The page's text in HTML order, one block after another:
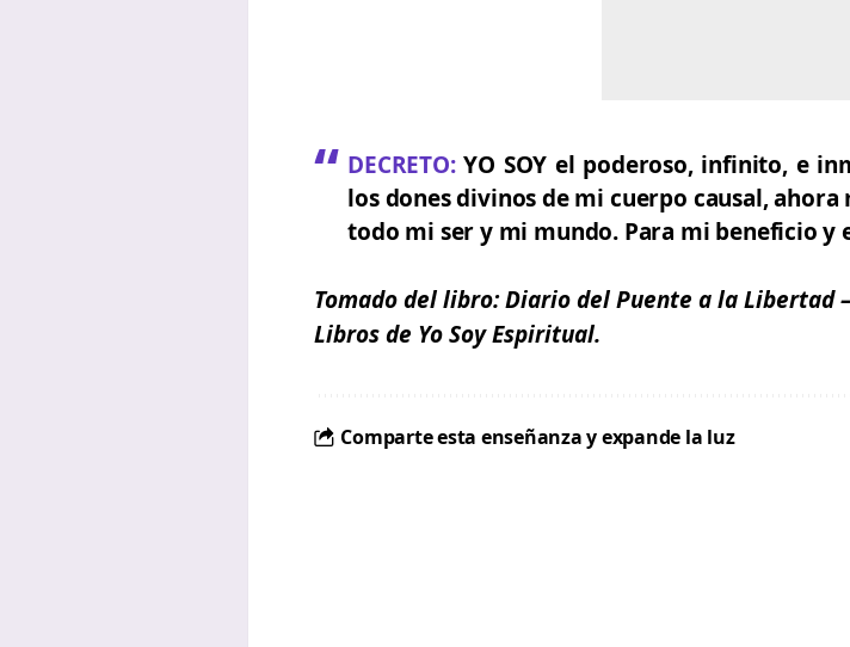
DECRETO:YO SOY el poderoso, infinito, e
los dones divinos de mi cuerpo causal,
todo mi ser y mi mundo. Para mi beneficio y
Tomado del libro:Diario del Puente a la Libertad
Libros de Yo Soy Espiritual.
Comparte esta enseñanza y expande la luz